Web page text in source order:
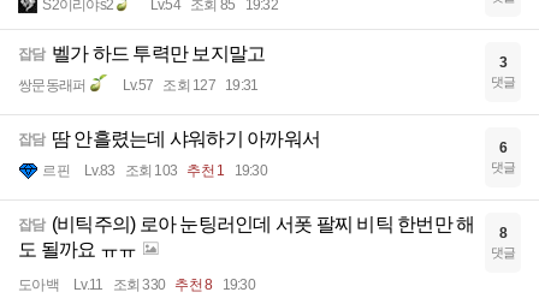
S2이리야s2 Lv.54 조회 85 19:32
잡담 벨가 하드 투력만 보지말고
쌍문동래퍼 Lv.57 조회 127 19:31
3
댓글
잡담 땀 안흘렸는데 샤워하기 아까워서
르핀 Lv.83 조회 103 추천 1 19:30
6
댓글
잡담 (비틱주의) 로아 눈팅러인데 서폿 팔찌 비틱 한번만 해
도 될까요 ㅠㅠ
도아백 Lv.11 조회 330 추천 8 19:30
8
댓글